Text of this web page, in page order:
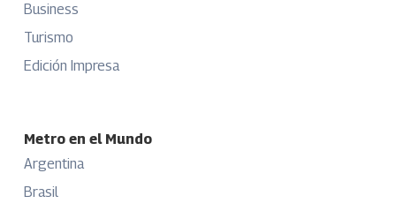
Business
Turismo
Edición Impresa
Metro en el Mundo
Argentina
Brasil